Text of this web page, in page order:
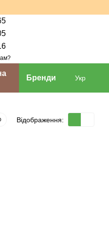
Бренди Укр
Відображення: